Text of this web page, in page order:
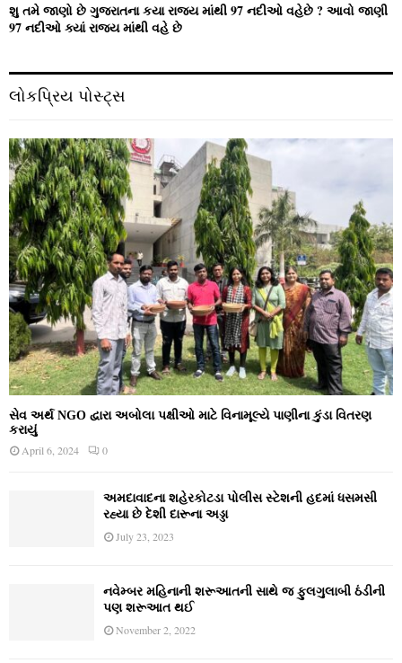
શુ તમે જાણો છે ગુજરાતના કયા રાજ્ય માંથી 97 નદીઓ વહેછે ? આવો જાણી
97 નદીઓ ક્યાં રાજ્ય માંથી વહે છે
લોકપ્રિય પોસ્ટ્સ
સેવ અર્થ NGO દ્વારા અબોલા પક્ષીઓ માટે વિનામૂલ્યે પાણીના કુંડા વિતરણ
કરાયું
April 6, 2024 0
અમદાવાદના શહેરકોટડા પોલીસ સ્ટેશની હદમાં ધસમસી
રહ્યા છે દેશી દારૂના અડ્ડા
July 23, 2023
નવેમ્‍બર મહિનાની શરૂઆતની સાથે જ ફુલગુલાબી ઠંડીની
પણ શરૂઆત થઈ
November 2, 2022